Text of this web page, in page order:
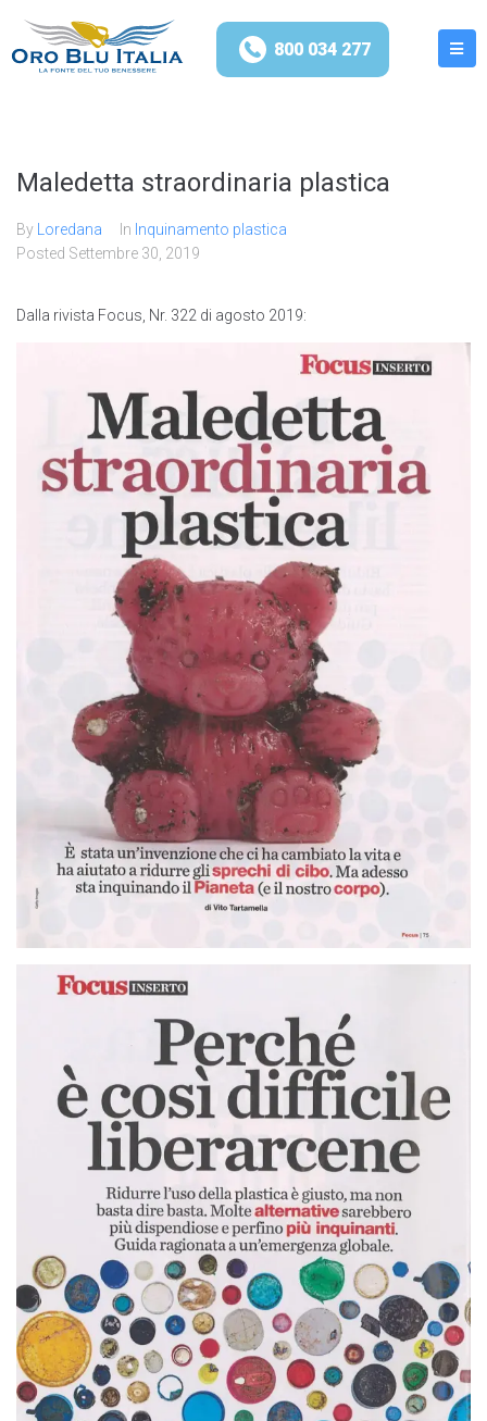
800 034 277
Maledetta straordinaria plastica
By Loredana In Inquinamento plastica
Posted Settembre 30, 2019
Dalla rivista Focus, Nr. 322 di agosto 2019: